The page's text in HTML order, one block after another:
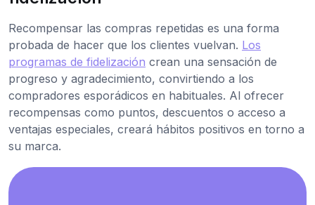
Recompensar las compras repetidas es una forma
probada de hacer que los clientes vuelvan. Los
programas de fidelización crean una sensación de
progreso y agradecimiento, convirtiendo a los
compradores esporádicos en habituales. Al ofrecer
recompensas como puntos, descuentos o acceso a
ventajas especiales, creará hábitos positivos en torno a
su marca.